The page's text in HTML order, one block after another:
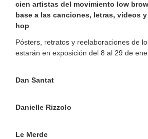
cien artistas del movimiento low
base a las canciones, letras, videos
hop.
Pósters, retratos y reelaboraciones de
estarán en exposición del 8 al 29 de
Dan Santat
Danielle Rizzolo
Le Merde